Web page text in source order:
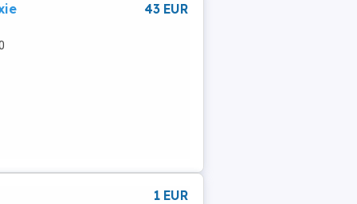
43 EUR
1 EUR